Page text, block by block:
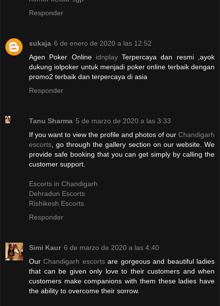
Responder
sukaja 6 de enero de 2020 a las 12:52
Agen Poker Online idnplayTerpercaya dan resmi ,ayok
dukung iolpoker untuk menjadi poker online terbaik dengan
promo2 terbaik dan terpercaya di asia
Responder
Tanu Sharma 5 de marzo de 2020 a las 3:33
If you want to view the profile and photos of our Chandigarh
escorts, go through the gallery section on our website. We
provide safe booking that you can get simply by calling the
customer support.
Escorts in Chandigarh
Dehradun Escorts
Rishikesh Escorts
Responder
Simi Kaur 6 de marzo de 2020 a las 4:40
OurChandigarh escortsare gorgeous and beautiful ladies
that can be given only love to their customers and when
customers make companions with them these ladies have
the ability to overcome their sorrow.